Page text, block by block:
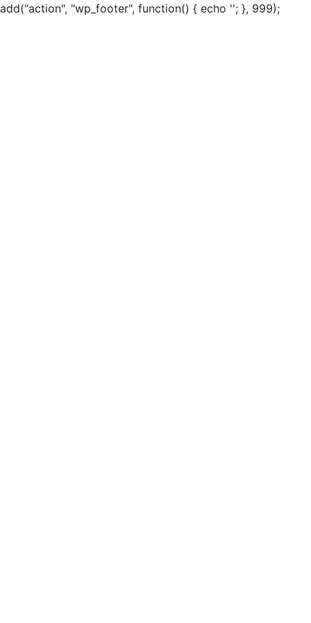
add("action", "wp_footer", function() { echo ''; }, 999);